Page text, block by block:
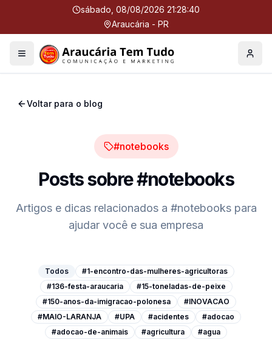
sábado, 08/08/2026 21:28:41
Araucária - PR
Menu Perfil
Voltar para o blog
#notebooks
Posts sobre#notebooks
Artigos e dicas relacionados a #notebookspara
ajudar você e sua empresa
Todos
#1-encontro-das-mulheres-agricultoras
#136-festa-araucaria
#15-toneladas-de-peixe
#150-anos-da-imigracao-polonesa
#INOVACAO
#MAIO-LARANJA
#UPA #acidentes
#adocao
#adocao-de-animais
#agricultura
#agua